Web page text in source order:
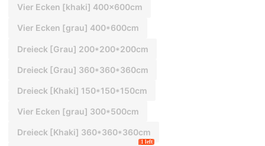
Vier Ecken [khaki] 400x600cm
Vier Ecken [grau] 400*600cm
Dreieck [Grau] 200*200*200cm
Dreieck [Grau] 360*360*360cm
Dreieck [Khaki] 150*150*150cm
Vier Ecken [grau] 300*500cm
Dreieck [Khaki] 360*360*360cm
1 left